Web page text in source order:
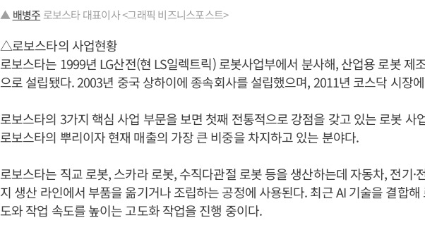
▲ 배병주 로보스타 대표이사 <그래픽 비즈니스포스트>
△로보스타의 사업현황
로보스타는 1999년 LG산전(현 LS일렉트릭) 로봇사업부에서 분사해, 산업용 로봇 제
으로 설립됐다. 2003년 중국 상하이에 종속회사를 설립했으며, 2011년 코스닥 시장
로보스타의 3가지 핵심 사업 부문을 보면 첫째 전통적으로 강점을 갖고 있는 로봇 사
로보스타의 뿌리이자 현재 매출의 가장 큰 비중을 차지하고 있는 분야다.
로보스타는 직교 로봇, 스카라 로봇, 수직다관절 로봇 등을 생산하는데 자동차, 전기·
지 생산 라인에서 부품을 옮기거나 조립하는 공정에 사용된다. 최근 AI 기술을 결합해
도와 작업 속도를 높이는 고도화 작업을 진행 중이다.